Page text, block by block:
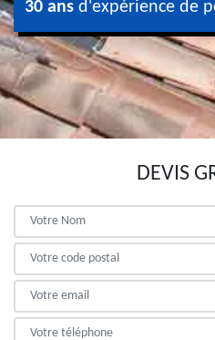
30 ans d'expérience de
DEVIS